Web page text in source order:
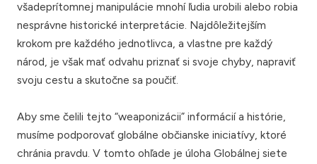
všadeprítomnej manipulácie mnohí ľudia urobili alebo robia
nesprávne historické interpretácie. Najdôležitejším
krokom pre každého jednotlivca, a vlastne pre každý
národ, je však mať odvahu priznať si svoje chyby, napraviť
svoju cestu a skutočne sa poučiť.
Aby sme čelili tejto “weaponizácii” informácií a histórie,
musíme podporovať globálne občianske iniciatívy, ktoré
chránia pravdu. V tomto ohľade je úloha Globálnej siete